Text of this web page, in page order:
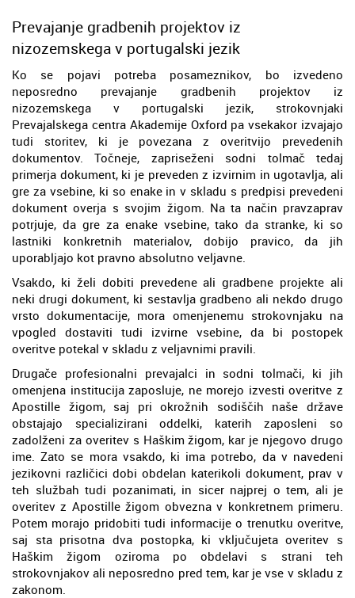
Prevajanje gradbenih projektov iz
nizozemskega v portugalski jezik
Ko se pojavi potreba posameznikov, bo izvedeno
neposredno prevajanje gradbenih projektov iz
nizozemskega v portugalski jezik, strokovnjaki
Prevajalskega centra Akademije Oxford pa vsekakor izvajajo
tudi storitev, ki je povezana z overitvijo prevedenih
dokumentov. Točneje, zapriseženi sodni tolmač tedaj
primerja dokument, ki je preveden z izvirnim in ugotavlja, ali
gre za vsebine, ki so enake in v skladu s predpisi prevedeni
dokument overja s svojim žigom. Na ta način pravzaprav
potrjuje, da gre za enake vsebine, tako da stranke, ki so
lastniki konkretnih materialov, dobijo pravico, da jih
uporabljajo kot pravno absolutno veljavne.
Vsakdo, ki želi dobiti prevedene ali gradbene projekte ali
neki drugi dokument, ki sestavlja gradbeno ali nekdo drugo
vrsto dokumentacije, mora omenjenemu strokovnjaku na
vpogled dostaviti tudi izvirne vsebine, da bi postopek
overitve potekal v skladu z veljavnimi pravili.
Drugače profesionalni prevajalci in sodni tolmači, ki jih
omenjena institucija zaposluje, ne morejo izvesti overitve z
Apostille žigom, saj pri okrožnih sodiščih naše države
obstajajo specializirani oddelki, katerih zaposleni so
zadolženi za overitev s Haškim žigom, kar je njegovo drugo
ime. Zato se mora vsakdo, ki ima potrebo, da v navedeni
jezikovni različici dobi obdelan katerikoli dokument, prav v
teh službah tudi pozanimati, in sicer najprej o tem, ali je
overitev z Apostille žigom obvezna v konkretnem primeru.
Potem morajo pridobiti tudi informacije o trenutku overitve,
saj sta prisotna dva postopka, ki vključujeta overitev s
Haškim žigom oziroma po obdelavi s strani teh
strokovnjakov ali neposredno pred tem, kar je vse v skladu z
zakonom.